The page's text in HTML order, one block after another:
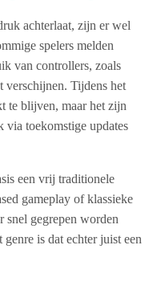
achterlaat, zijn er wel
spelers melden
van controllers, zoals
verschijnen. Tijdens het
te blijven, maar het zijn
via toekomstige updates
een vrij traditionele
gameplay of klassieke
snel gegrepen worden
is dat echter juist een